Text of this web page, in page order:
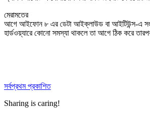
মেরামতের
আগে আইফোন ৮ এর ডেটা আইক্লাউড বা আইটিউন্স-এ
হার্ডওয়্যারে কোনো সমস্যা থাকলে তা আগে ঠিক করে
সর্বপ্রথম প্রকাশিত
Sharing is caring!